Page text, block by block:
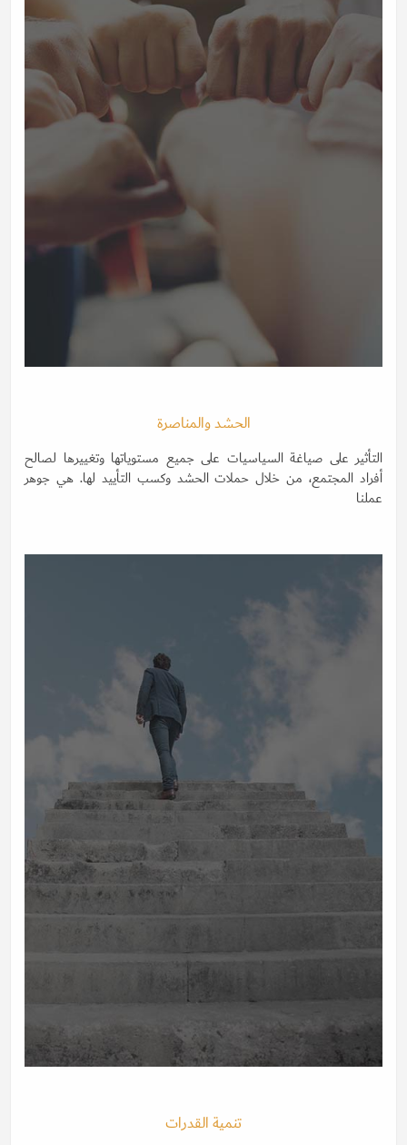
الحشد والمناصرة
التأثير على صياغة السياسيات على جميع مستوياتها وتغييرها لصالح
أفراد المجتمع، من خلال حملات الحشد وكسب التأييد لها. هي جوهر
عملنا
تنمية القدرات